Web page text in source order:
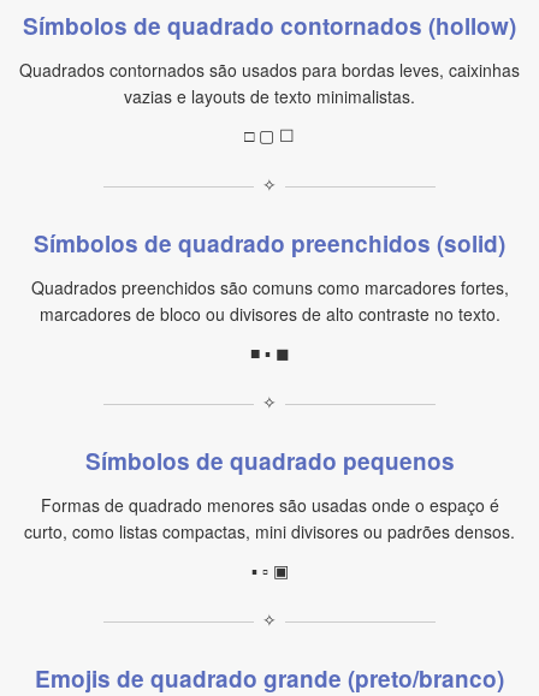
Símbolos de quadrado contornados (hollow)
Quadrados contornados são usados para bordas leves, caixinhas
vazias e layouts de texto minimalistas.
□ ▢ ☐
✧
Símbolos de quadrado preenchidos (solid)
Quadrados preenchidos são comuns como marcadores fortes,
marcadores de bloco ou divisores de alto contraste no texto.
■ ▪ ◼
✧
Símbolos de quadrado pequenos
Formas de quadrado menores são usadas onde o espaço é
curto, como listas compactas, mini divisores ou padrões densos.
▪ ▫ ▣
✧
Emojis de quadrado grande (preto/branco)